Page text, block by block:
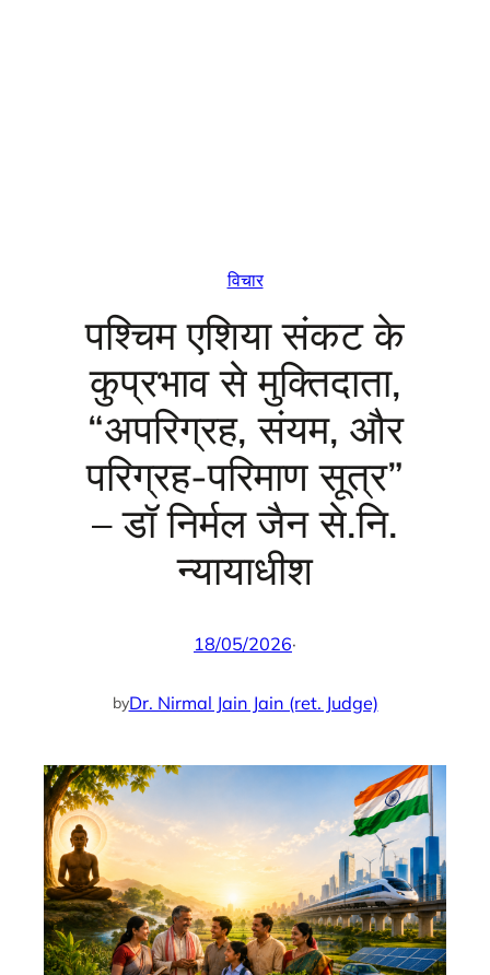
विचार
पश्चिम एशिया संकट के
कुप्रभाव से मुक्तिदाता,
“अपरिग्रह, संयम, और
परिग्रह-परिमाण सूत्र”
– डॉ निर्मल जैन से.नि.
न्यायाधीश
18/05/2026·
byDr. Nirmal Jain Jain (ret. Judge)